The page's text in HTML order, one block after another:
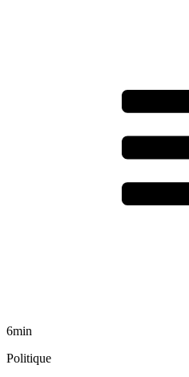
6min
Politique